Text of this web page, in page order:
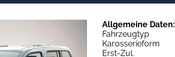
Allgemeine Daten:
Fahrzeugtyp
Karosserieform
Erst-Zul.